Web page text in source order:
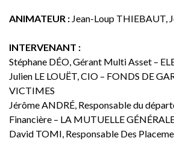
ANIMATEUR : Jean-Loup THIEBAUT,
INTERVENANT :
Stéphane DÉO, Gérant Multi Asset –
Julien LE LOUËT, CIO – FONDS DE
VICTIMES
Jérôme ANDRÉ, Responsable du
Financière – LA MUTUELLE
David TOMI, Responsable Des